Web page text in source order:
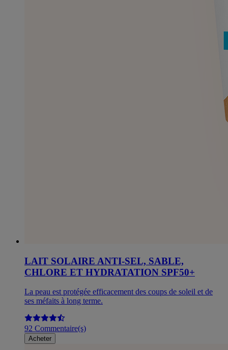
LAIT SOLAIRE ANTI-SEL, SABLE,
CHLORE ET HYDRATATION SPF50+
La peau est protégée efficacement des coups de soleil et de
ses méfaits à long terme.
92 Commentaire(s)
Acheter